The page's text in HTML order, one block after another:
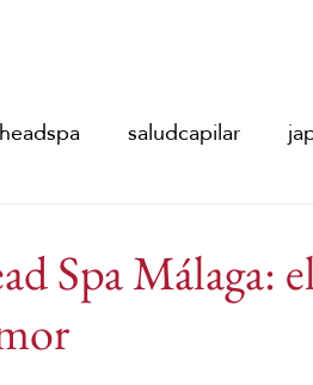
saludcapilar
Málaga
CAPILAR
Spa Málaga: